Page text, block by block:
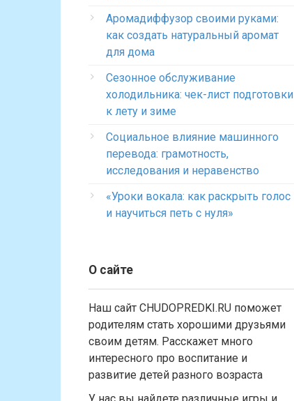
Аромадиффузор своими руками:
как создать натуральный аромат
для дома
Сезонное обслуживание
холодильника: чек-лист подготовки
к лету и зиме
Социальное влияние машинного
перевода: грамотность,
исследования и неравенство
«Уроки вокала: как раскрыть голос
и научиться петь с нуля»
О сайте
Наш сайт CHUDOPREDKI.RU поможет
родителям стать хорошими друзьями
своим детям. Расскажет много
интересного про воспитание и
развитие детей разного возраста